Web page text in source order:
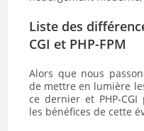
Liste des
CGI et PHP-FPM
Alors que nous
de mettre en lumière
ce dernier et PHP-
les bénéfices de cette